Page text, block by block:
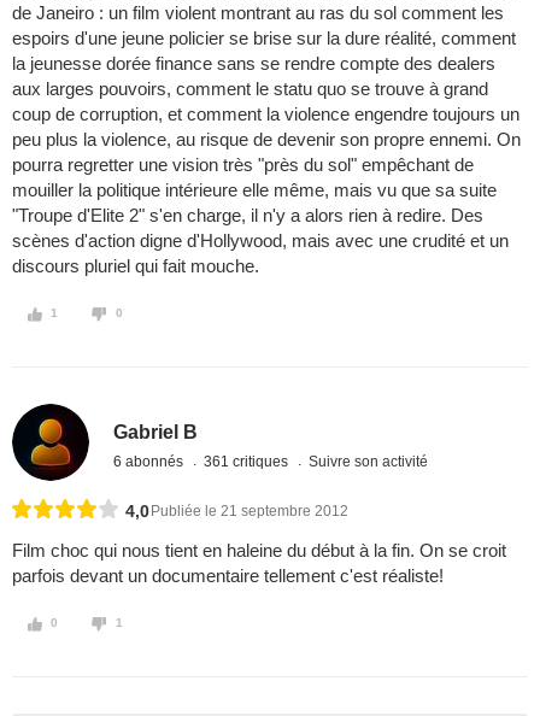
de Janeiro : un film violent montrant au ras du sol comment les
espoirs d'une jeune policier se brise sur la dure réalité, comment
la jeunesse dorée finance sans se rendre compte des dealers
aux larges pouvoirs, comment le statu quo se trouve à grand
coup de corruption, et comment la violence engendre toujours un
peu plus la violence, au risque de devenir son propre ennemi. On
pourra regretter une vision très "près du sol" empêchant de
mouiller la politique intérieure elle même, mais vu que sa suite
"Troupe d'Elite 2" s'en charge, il n'y a alors rien à redire. Des
scènes d'action digne d'Hollywood, mais avec une crudité et un
discours pluriel qui fait mouche.
1 0
Gabriel B
6 abonnés 361 critiques Suivre son activité
4,0 Publiée le 21 septembre 2012
Film choc qui nous tient en haleine du début à la fin. On se croit
parfois devant un documentaire tellement c'est réaliste!
0 1